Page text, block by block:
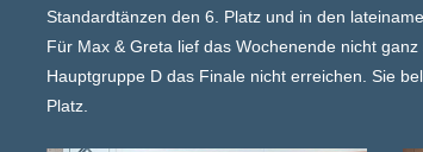
Standardtänzen den 6. Platz und in den
Für Max & Greta lief das Wochenende nicht
Hauptgruppe D das Finale nicht erreichen. Sie
Platz.